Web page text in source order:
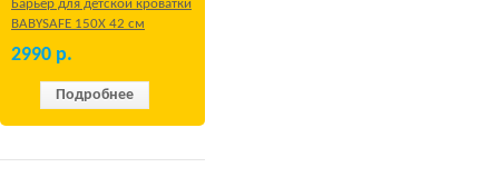
Барьер для детской кроватки
BABYSAFE 150Х 42 см
Бежевый
2990 р.
Подробнее